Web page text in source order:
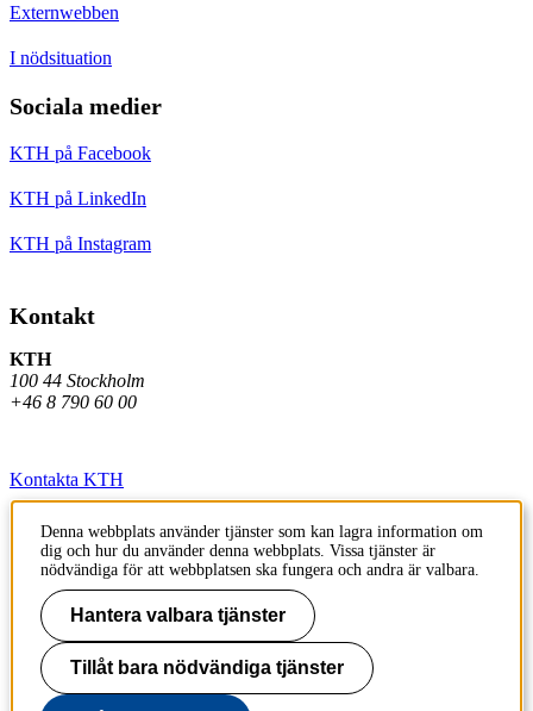
Externwebben
I nödsituation
Sociala medier
KTH på Facebook
KTH på LinkedIn
KTH på Instagram
Kontakt
KTH
100 44 Stockholm
+46 8 790 60 00
Kontakta KTH
Jobba på KTH
Press och media
Faktura och betalning KTH
Om KTH:s webbplatser
Tillgänglighetsredogörelse
Denna webbplats använder tjänster som kan lagra information om
dig och hur du använder denna webbplats. Vissa tjänster är
nödvändiga för att webbplatsen ska fungera och andra är valbara.
Hantera valbara tjänster
Tillåt bara nödvändiga tjänster